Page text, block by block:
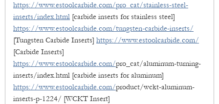
https://www.estoolcarbide.com/pro_cat/stainless-steel-
inserts/index.html [carbide inserts for stainless steel]
https://www.estoolcarbide.com/tungsten-carbide-inserts/
[Tungsten Carbide Inserts] https://www.estoolcarbide.com/
[Carbide Inserts]
https://www.estoolcarbide.com/pro_cat/aluminum-turning-
inserts/index.html [carbide inserts for aluminum]
https://www.estoolcarbide.com/product/wckt-aluminum-
inserts-p-1224/ [WCKT Insert]